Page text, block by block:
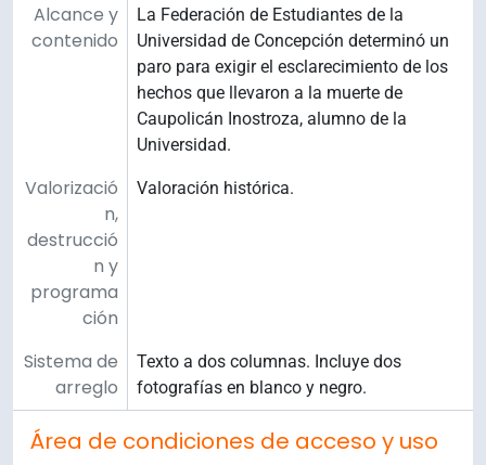
Alcance y
contenido
La Federación de Estudiantes de la
Universidad de Concepción determinó un
paro para exigir el esclarecimiento de los
hechos que llevaron a la muerte de
Caupolicán Inostroza, alumno de la
Universidad.
Valorizació
n,
destrucció
n y
programa
ción
Valoración histórica.
Sistema de
arreglo
Texto a dos columnas. Incluye dos
fotografías en blanco y negro.
Área de condiciones de acceso y uso